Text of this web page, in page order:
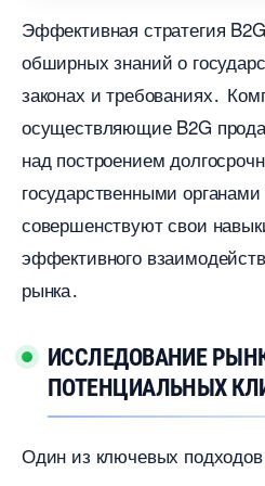
Эффективная стратегия
обширных знаний о
законах и требованиях․
осуществляющие B2G
над построением
осударственными органами
совершенствуют свои
эффективного
рынка․
ИССЛЕДОВАНИЕ
ПОТЕНЦИАЛЬНЫХ
Один из ключевых